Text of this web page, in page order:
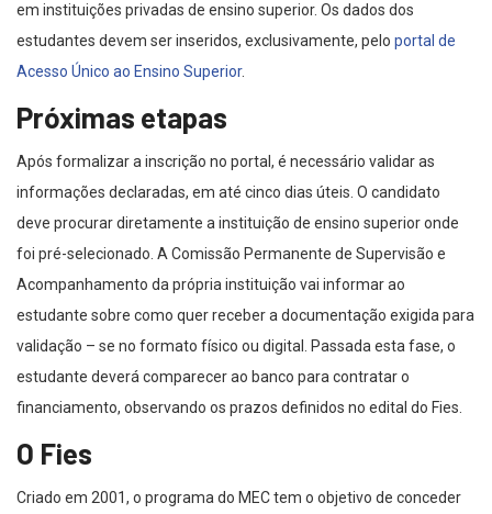
em instituições privadas de ensino superior. Os dados dos
estudantes devem ser inseridos, exclusivamente, pelo portal de
Acesso Único ao Ensino Superior.
Próximas etapas
Após formalizar a inscrição no portal, é necessário validar as
informações declaradas, em até cinco dias úteis. O candidato
deve procurar diretamente a instituição de ensino superior onde
foi pré-selecionado. A Comissão Permanente de Supervisão e
Acompanhamento da própria instituição vai informar ao
estudante sobre como quer receber a documentação exigida para
validação – se no formato físico ou digital. Passada esta fase, o
estudante deverá comparecer ao banco para contratar o
financiamento, observando os prazos definidos no edital do Fies.
O Fies
Criado em 2001, o programa do MEC tem o objetivo de conceder